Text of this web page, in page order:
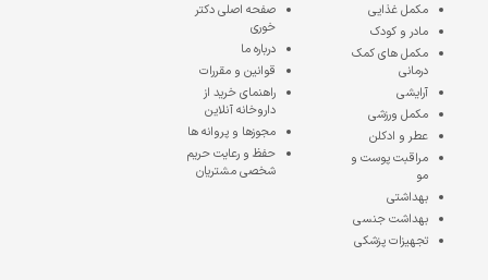
مکمل غذایی
مادر و کودک
مکمل های کمک
درمانی
آرایشی
مکمل ورزشی
عطر و ادکلن
مراقبت پوست و
مو
بهداشتی
بهداشت جنسی
تجهیزات پزشکی
صفحه اصلیدکتر
خوری
درباره ما
قوانین و مقررات
راهنمای خرید از
داروخانه آنلاین
مجوزها و پروانه ها
حفظ و رعایت حریم
شخصی مشتریان